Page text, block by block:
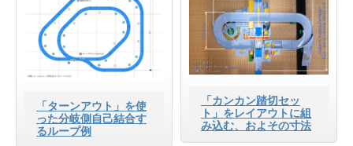
「ターンアウト」を使
った分岐側自己結合す
るループ例
「カンカン踏切セッ
ト」をレイアウトに組
み込む、およその寸法